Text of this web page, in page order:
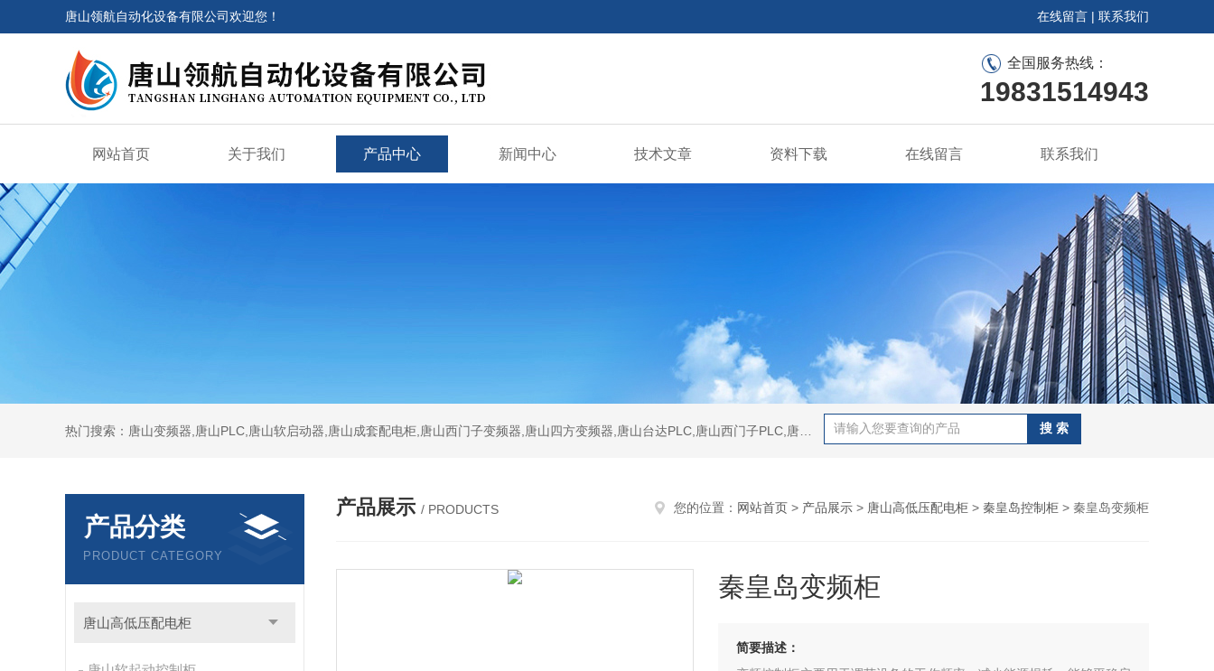
唐山领航自动化设备有限公司欢迎您！ 在线留言 | 联系我们
全国服务热线：
19831514943
网站首页 关于我们 产品中心 新闻中心 技术文章 资料下载 在线留言 联系我们
产品分类
PRODUCT CATEGORY
唐山高低压配电柜
产品展示 / PRODUCTS 您的位置： 网站首页 > 产品展示 > 唐山高低压配电柜 > 秦皇岛控制柜 > 秦皇岛变频柜
秦皇岛变频柜
简要描述：